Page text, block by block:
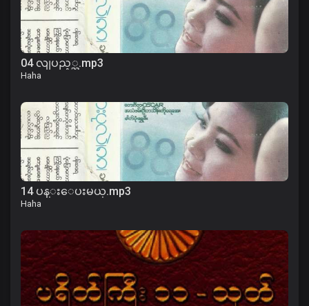
04 လျပည့္ည.mp3
Haha
14 ပန္းေပးမယ္.mp3
Haha